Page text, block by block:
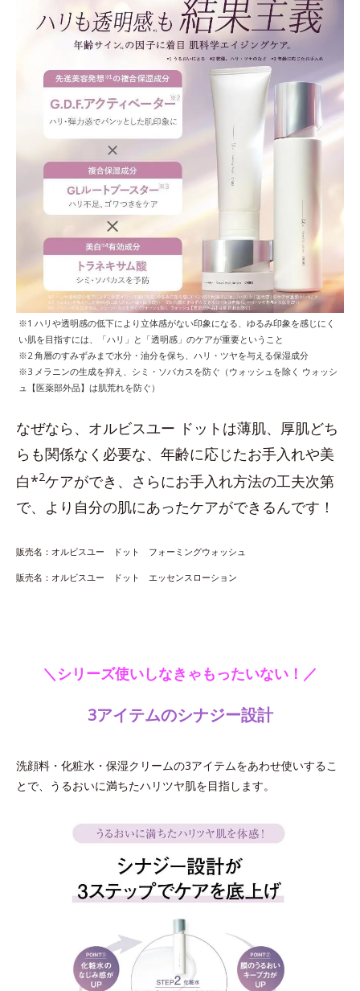
※1 ハリや透明感の低下により立体感がない印象になる、ゆるみ印象を感じにく
い肌を目指すには、「ハリ」と「透明感」のケアが重要ということ
※2 角層のすみずみまで水分・油分を保ち、ハリ・ツヤを与える保湿成分
※3 メラニンの生成を抑え、シミ・ソバカスを防ぐ（ウォッシュを除く ウォッシ
ュ【医薬部外品】は肌荒れを防ぐ）
なぜなら、オルビスユー ドットは薄肌、厚肌どち
らも関係なく必要な、年齢に応じたお手入れや美
白*2ケアができ、さらにお手入れ方法の工夫次第
で、より自分の肌にあったケアができるんです！
販売名：オルビスユー ドット フォーミングウォッシュ
販売名：オルビスユー ドット エッセンスローション
＼シリーズ使いしなきゃもったいない！／
3アイテムのシナジー設計
洗顔料・化粧水・保湿クリームの3アイテムをあわせ使いするこ
とで、うるおいに満ちたハリツヤ肌を目指します。